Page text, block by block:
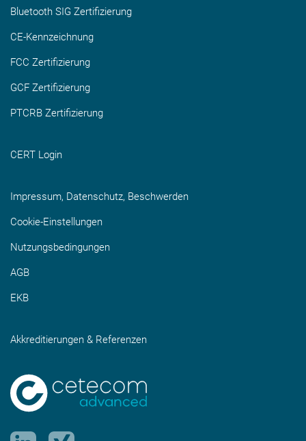
Bluetooth SIG Zertifizierung
CE-Kennzeichnung
FCC Zertifizierung
GCF Zertifizierung
PTCRB Zertifizierung
CERT Login
Impressum, Datenschutz, Beschwerden
Cookie-Einstellungen
Nutzungsbedingungen
AGB
EKB
Akkreditierungen & Referenzen